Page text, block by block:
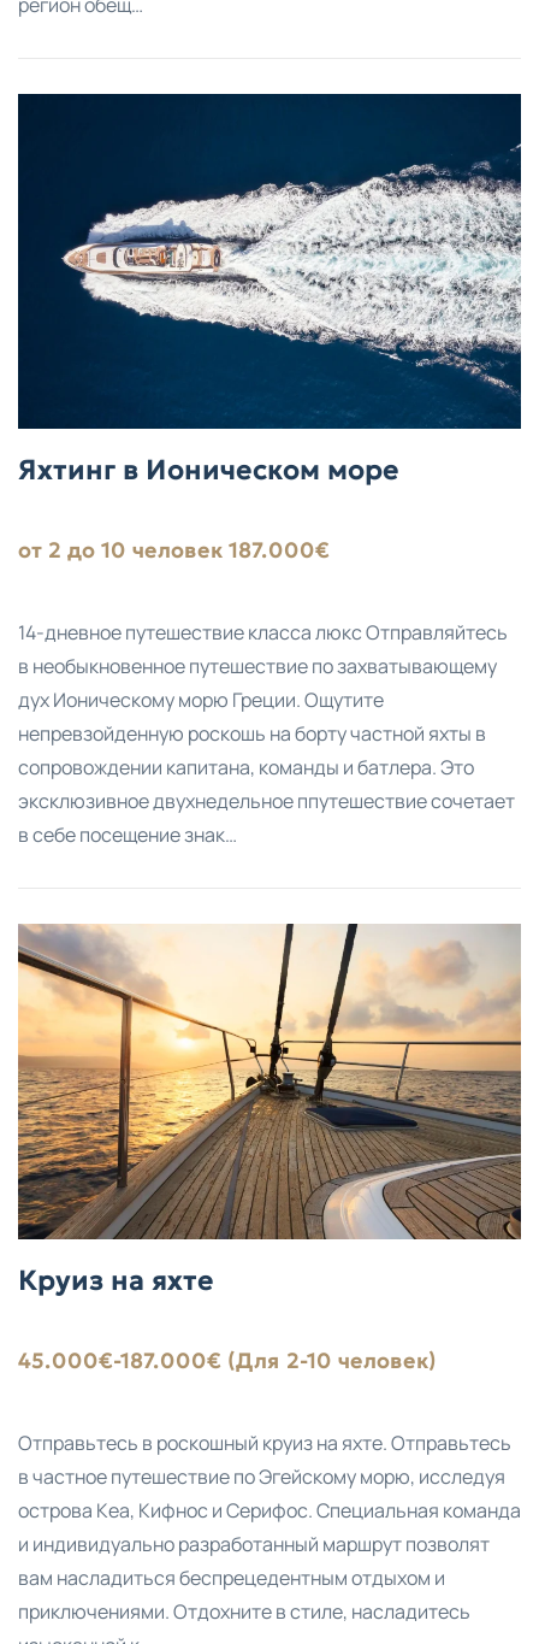
Яхтинг в Ионическом море
от 2 до 10 человек 187.000€
14-дневное путешествие класса люкс Отправляйтесь
в необыкновенное путешествие по захватывающему
дух Ионическому морю Греции. Ощутите
непревзойденную роскошь на борту частной яхты в
сопровождении капитана, команды и батлера. Это
эксклюзивное двухнедельное ппутешествие сочетает
в себе посещение знак…
Круиз на яхте
45.000€-187.000€ (Для 2-10 человек)
Отправьтесь в роскошный круиз на яхте. Отправьтесь
в частное путешествие по Эгейскому морю, исследуя
острова Кеа, Кифнос и Серифос. Специальная команда
и индивидуально разработанный маршрут позволят
вам насладиться беспрецедентным отдыхом и
приключениями. Отдохните в стиле, насладитесь